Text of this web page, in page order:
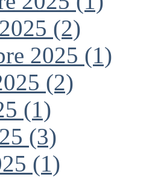
(2)
2025 (1)
(2)
(1)
(3)
(1)